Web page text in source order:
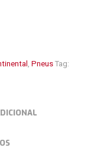
Pneus Tag: